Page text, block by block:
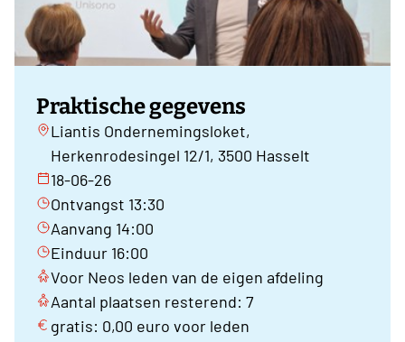
Praktische gegevens
Liantis Ondernemingsloket,
Herkenrodesingel 12/1, 3500 Hasselt
18-06-26
Ontvangst 13:30
Aanvang 14:00
Einduur 16:00
Voor Neos leden van de eigen afdeling
Aantal plaatsen resterend: 7
gratis: 0,00 euro voor leden